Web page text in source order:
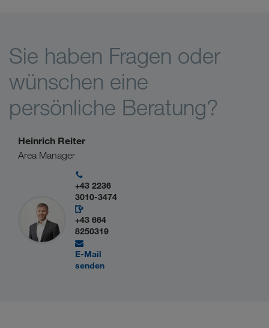
Sie haben Fragen oder
wünschen eine
persönliche Beratung?
Heinrich Reiter
Area Manager
+43 2236
3010-3474
+43 664
8250319
E-Mail
senden